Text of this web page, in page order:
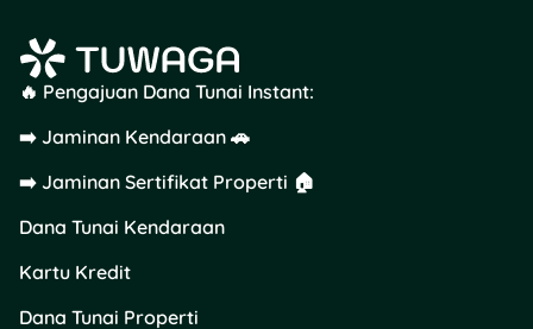
🔥 Pengajuan Dana Tunai Instant:
➡️ Jaminan Kendaraan 🚗
➡️ Jaminan Sertifikat Properti 🏠
Dana Tunai Kendaraan
Kartu Kredit
Dana Tunai Properti